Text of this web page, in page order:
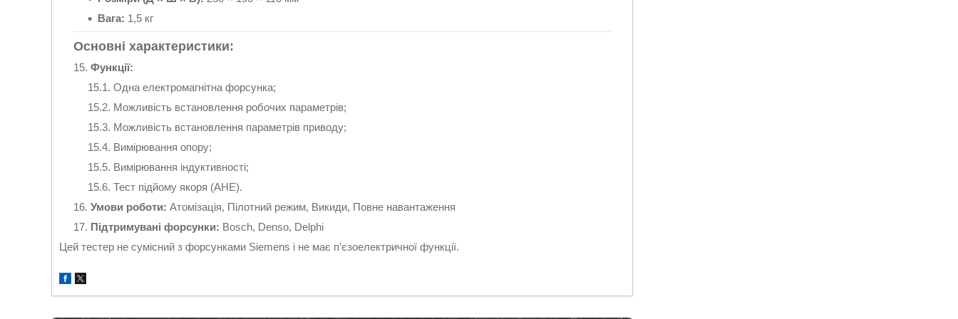
Вага: 1,5 кг
Основні характеристики:
Функції:
Одна електромагнітна форсунка;
Можливість встановлення робочих параметрів;
Можливість встановлення параметрів приводу;
Вимірювання опору;
Вимірювання індуктивності;
Тест підйому якоря (AHE).
Умови роботи: Атомізація, Пілотний режим, Викиди, Повне навантаження
Підтримувані форсунки: Bosch, Denso, Delphi
Цей тестер не сумісний з форсунками Siemens і не має п’єзоелектричної функції.